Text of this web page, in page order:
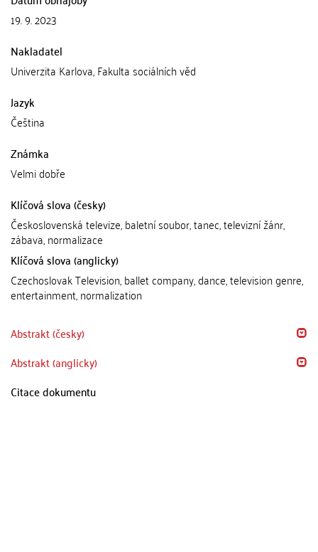
19. 9. 2023
Nakladatel
Univerzita Karlova, Fakulta sociálních věd
Jazyk
Čeština
Známka
Velmi dobře
Klíčová slova (česky)
Československá televize, baletní soubor, tanec, televizní žánr,
zábava, normalizace
Klíčová slova (anglicky)
Czechoslovak Television, ballet company, dance, television genre,
entertainment, normalization
Abstrakt (česky)
Abstrakt (anglicky)
Citace dokumentu